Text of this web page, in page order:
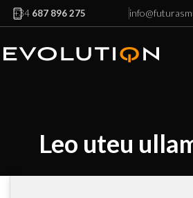
+34 687 896 275
Leo uteu